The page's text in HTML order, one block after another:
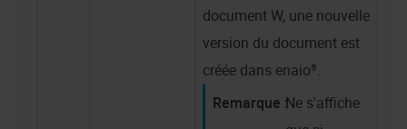
document W, une nouvelle
version du document est
créée dans enaio®.
Ne s'affiche